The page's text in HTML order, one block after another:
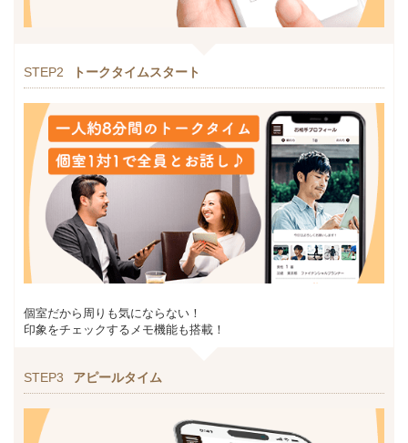
STEP2 トークタイムスタート
個室だから周りも気にならない！
印象をチェックするメモ機能も搭載！
STEP3 アピールタイム